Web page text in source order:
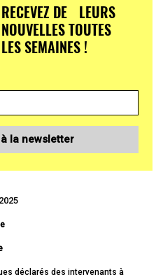
RECEVEZ DE LEURS
NOUVELLES TOUTES
LES SEMAINES !
la newsletter
déclarés des intervenants à